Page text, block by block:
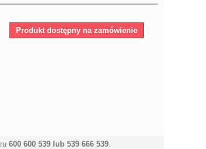
Produkt dostępny na zamówienie
600 600 539 lub 539 666 539.